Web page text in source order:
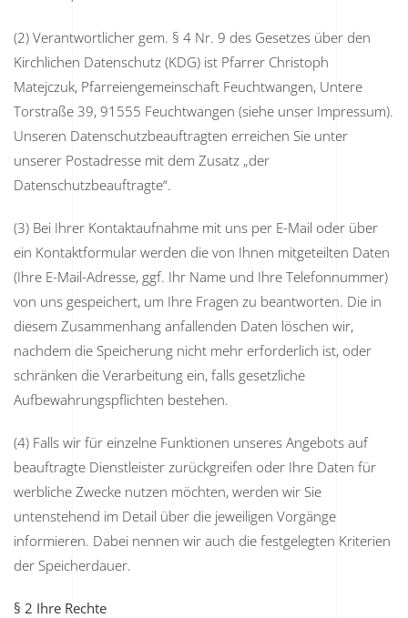
(2) Verantwortlicher gem. § 4 Nr. 9 des Gesetzes über den
Kirchlichen Datenschutz (KDG) ist Pfarrer Christoph
Matejczuk, Pfarreiengemeinschaft Feuchtwangen, Untere
Torstraße 39, 91555 Feuchtwangen (siehe unser Impressum).
Unseren Datenschutzbeauftragten erreichen Sie unter
unserer Postadresse mit dem Zusatz „der
Datenschutzbeauftragte“.
(3) Bei Ihrer Kontaktaufnahme mit uns per E-Mail oder über
ein Kontaktformular werden die von Ihnen mitgeteilten Daten
(Ihre E-Mail-Adresse, ggf. Ihr Name und Ihre Telefonnummer)
von uns gespeichert, um Ihre Fragen zu beantworten. Die in
diesem Zusammenhang anfallenden Daten löschen wir,
nachdem die Speicherung nicht mehr erforderlich ist, oder
schränken die Verarbeitung ein, falls gesetzliche
Aufbewahrungspflichten bestehen.
(4) Falls wir für einzelne Funktionen unseres Angebots auf
beauftragte Dienstleister zurückgreifen oder Ihre Daten für
werbliche Zwecke nutzen möchten, werden wir Sie
untenstehend im Detail über die jeweiligen Vorgänge
informieren. Dabei nennen wir auch die festgelegten Kriterien
der Speicherdauer.
§ 2 Ihre Rechte